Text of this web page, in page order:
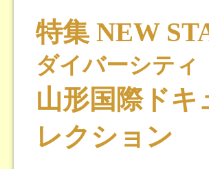
特集 NEW
ダイバーシティ
山形国際ド
レクション